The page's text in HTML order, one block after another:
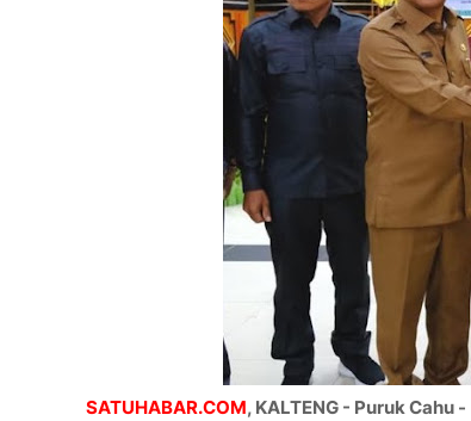
SATUHABAR.COM, KALTENG - Puruk Cahu -